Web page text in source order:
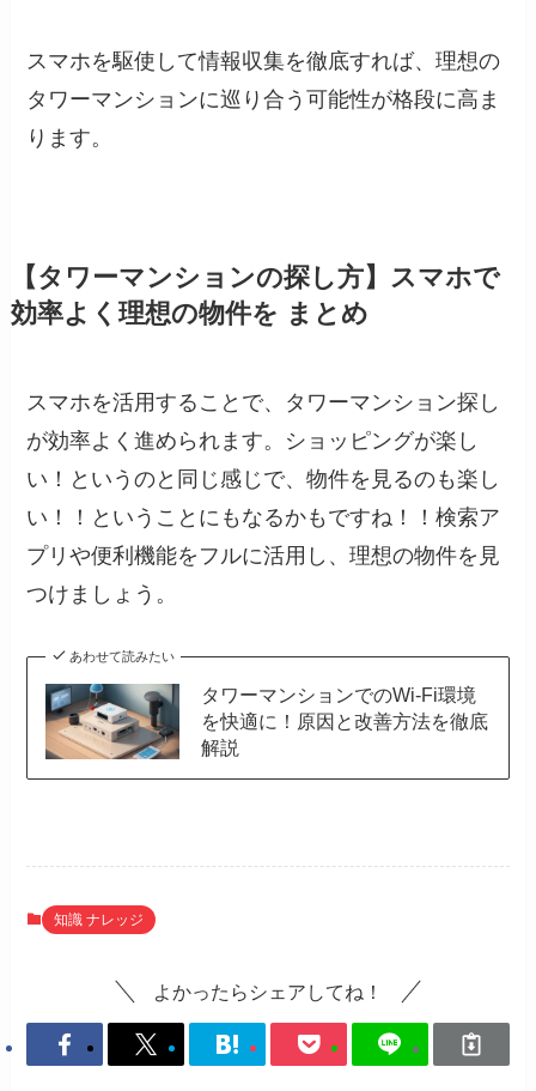
スマホを駆使して情報収集を徹底すれば、理想の
タワーマンションに巡り合う可能性が格段に高ま
ります。
【タワーマンションの探し方】スマホで
効率よく理想の物件を まとめ
スマホを活用することで、タワーマンション探し
が効率よく進められます。ショッピングが楽し
い！というのと同じ感じで、物件を見るのも楽し
い！！ということにもなるかもですね！！検索ア
プリや便利機能をフルに活用し、理想の物件を見
つけましょう。
あわせて読みたい
タワーマンションでのWi-Fi環境
を快適に！原因と改善方法を徹底
解説
知識 ナレッジ
よかったらシェアしてね！